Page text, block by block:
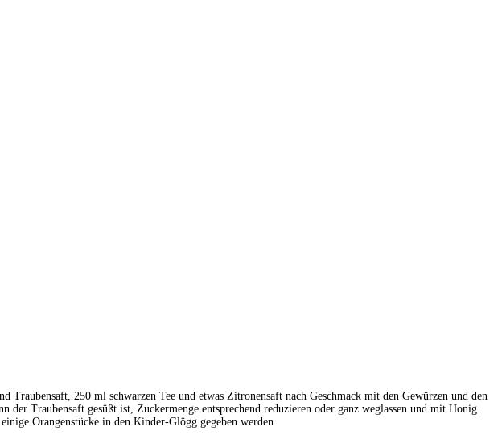
Traubensaft, 250 ml schwarzen Tee und etwas Zitronensaft nach Geschmack mit den Gewürzen und den
der Traubensaft gesüßt ist, Zuckermenge entsprechend reduzieren oder ganz weglassen und mit Honig
Orangenstücke in den Kinder-Glögg gegeben werden.